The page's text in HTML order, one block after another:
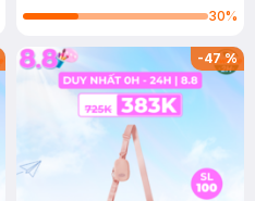
- Medium
30%
-47%